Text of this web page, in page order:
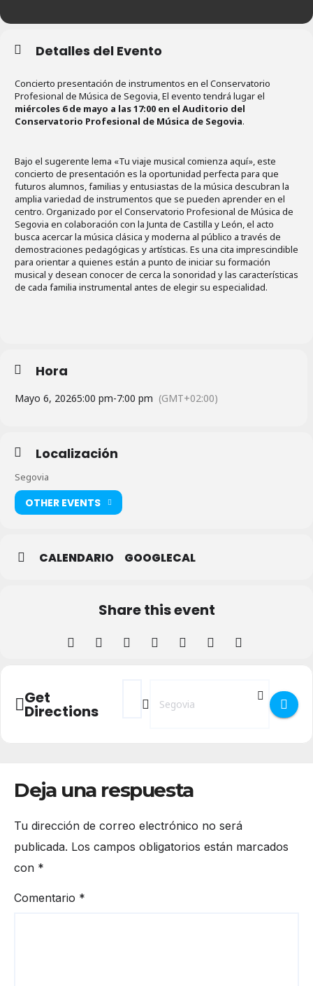
Detalles del Evento
Concierto presentación de instrumentos en el Conservatorio
Profesional de Música de Segovia, El evento tendrá lugar el
miércoles 6 de mayo a las 17:00 en el Auditorio del
Conservatorio Profesional de Música de Segovia.
Bajo el sugerente lema «Tu viaje musical comienza aquí», este
concierto de presentación es la oportunidad perfecta para que
futuros alumnos, familias y entusiastas de la música descubran la
amplia variedad de instrumentos que se pueden aprender en el
centro. Organizado por el Conservatorio Profesional de Música de
Segovia en colaboración con la Junta de Castilla y León, el acto
busca acercar la música clásica y moderna al público a través de
demostraciones pedagógicas y artísticas. Es una cita imprescindible
para orientar a quienes están a punto de iniciar su formación
musical y desean conocer de cerca la sonoridad y las características
de cada familia instrumental antes de elegir su especialidad.
Hora
Mayo 6, 20265:00 pm-7:00 pm (GMT+02:00)
Localización
Segovia
OTHER EVENTS
CALENDARIO GOOGLECAL
Share this event
Get
Directions
Address - Concierto presentación de
Destination Address - Concierto
Deja una respuesta
Tu dirección de correo electrónico no será
publicada. Los campos obligatorios están marcados
con *
Comentario *